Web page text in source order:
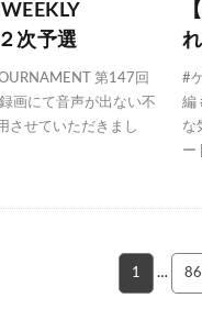
次予選
第147回
画にて音声が出ない不
させていただきまし
#
編
な
ー
1 …